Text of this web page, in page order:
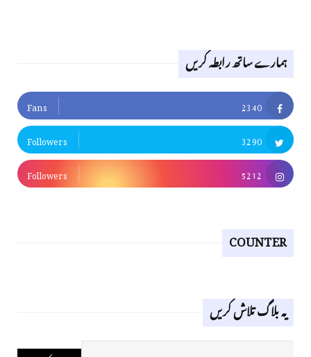
ہمارے ساتھ رابطہ کریں
2340
Fans
3290
Followers
5212
Followers
COUNTER
یہ بلاگ تلاش کریں